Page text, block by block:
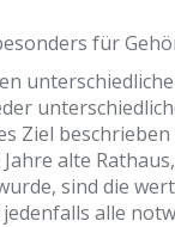
für
Ziel
alte
sind die
alle